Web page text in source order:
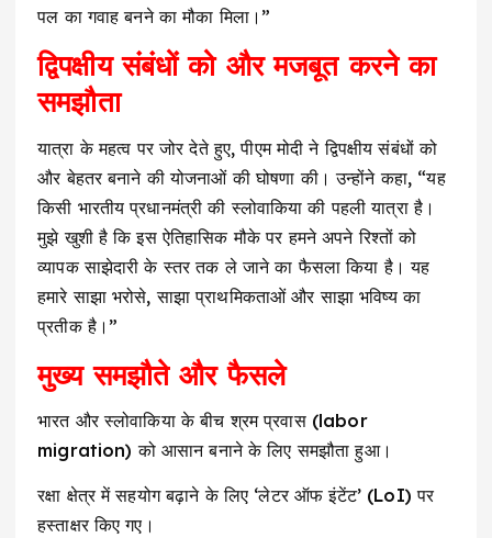
पल का गवाह बनने का मौका मिला।”
द्विपक्षीय संबंधों को और मजबूत करने का
समझौता
यात्रा के महत्व पर जोर देते हुए, पीएम मोदी ने द्विपक्षीय संबंधों को
और बेहतर बनाने की योजनाओं की घोषणा की। उन्होंने कहा, “यह
किसी भारतीय प्रधानमंत्री की स्लोवाकिया की पहली यात्रा है।
मुझे खुशी है कि इस ऐतिहासिक मौके पर हमने अपने रिश्तों को
व्यापक साझेदारी के स्तर तक ले जाने का फैसला किया है। यह
हमारे साझा भरोसे, साझा प्राथमिकताओं और साझा भविष्य का
प्रतीक है।”
मुख्य समझौते और फैसले
भारत और स्लोवाकिया के बीच श्रम प्रवास (labor
migration) को आसान बनाने के लिए समझौता हुआ।
रक्षा क्षेत्र में सहयोग बढ़ाने के लिए ‘लेटर ऑफ इंटेंट’ (LoI) पर
हस्ताक्षर किए गए।